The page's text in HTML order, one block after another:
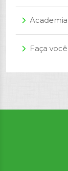
arrow_forward_ios Academia
arrow_forward_ios Faça